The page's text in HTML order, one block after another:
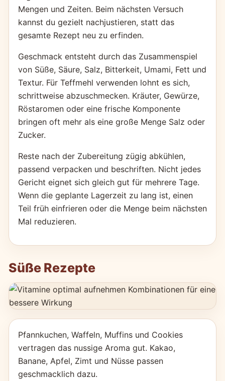
Mengen und Zeiten. Beim nächsten Versuch
kannst du gezielt nachjustieren, statt das
gesamte Rezept neu zu erfinden.
Geschmack entsteht durch das Zusammenspiel
von Süße, Säure, Salz, Bitterkeit, Umami, Fett und
Textur. Für Teffmehl verwenden lohnt es sich,
schrittweise abzuschmecken. Kräuter, Gewürze,
Röstaromen oder eine frische Komponente
bringen oft mehr als eine große Menge Salz oder
Zucker.
Reste nach der Zubereitung zügig abkühlen,
passend verpacken und beschriften. Nicht jedes
Gericht eignet sich gleich gut für mehrere Tage.
Wenn die geplante Lagerzeit zu lang ist, einen
Teil früh einfrieren oder die Menge beim nächsten
Mal reduzieren.
Süße Rezepte
Pfannkuchen, Waffeln, Muffins und Cookies
vertragen das nussige Aroma gut. Kakao,
Banane, Apfel, Zimt und Nüsse passen
geschmacklich dazu.